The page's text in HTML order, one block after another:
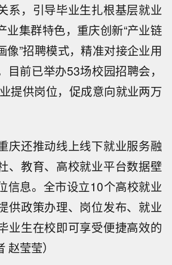
系，引导毕业生扎根基层就业
业集群特色，重庆创新“产业链
像”招聘模式，精准对接企业用
目前已举办53场校园招聘会，
提供岗位，促成意向就业两万
庆还推动线上线下就业服务融
、教育、高校就业平台数据壁
信息。全市设立10个高校就业
供政策办理、岗位发布、就业
业生在校即可享受便捷高效的
莹莹）